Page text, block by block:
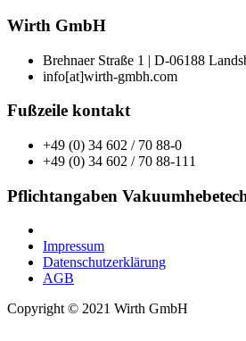
Wirth GmbH
Brehnaer Straße 1 | D-06188
info[at]wirth-gmbh.com
Fußzeile kontakt
+49 (0) 34 602 / 70 88-0
+49 (0) 34 602 / 70 88-111
Pflichtangaben
Impressum
Datenschutzerklärung
AGB
Copyright © 2021 Wirth GmbH